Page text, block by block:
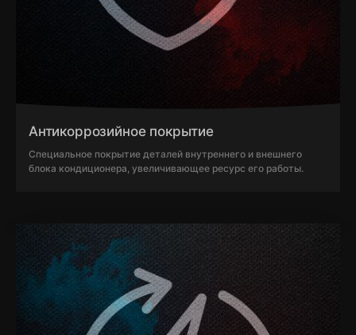
Антикоррозийное покрытие
Специальное покрытие деталей внутреннего и внешнего
блока кондиционера, увеличивающее ресурс его работы.